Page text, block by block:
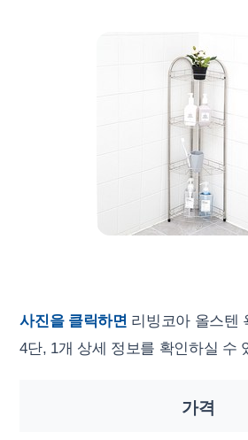
사진을 클릭하면 리빙코아 올스텐
4단, 1개 상세 정보를 확인하실 수
가격